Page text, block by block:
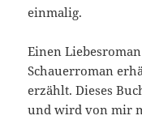
einmalig.
Einen
Schauerroman
erzählt. Dieses
und wird von mir